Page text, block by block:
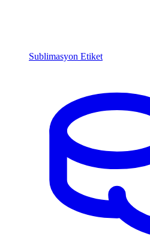
Sublimasyon Etiket